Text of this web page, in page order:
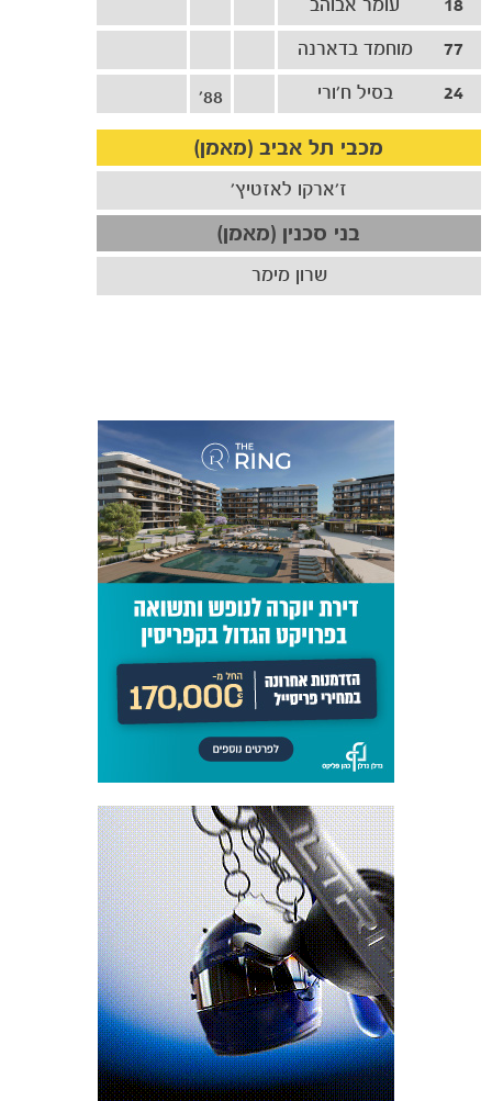
18
עומר אבוהב
77
מוחמד בדארנה
24
בסיל ח׳ורי 88'
מכבי תל אביב (מאמן)
ז'ארקו לאזטיץ'
בני סכנין (מאמן)
שרון מימר